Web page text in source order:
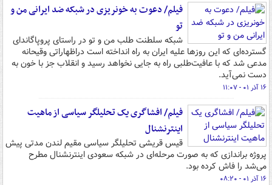
فیلم/ دعوت به خونریزی در شبکه ضد ایرانی من و
تو
شبکه سلطنت طلب من و تو در راستای پروپاگاندای
گسترده‌ای که این روزها علیه ایران به راه انداخته است دراظهاراتی وقیحانه
مدعی شد که با عافیت‌طلبی راه به جایی نخواهد رسید و انقلاب جز با خون به
دست نمی‌آید.
۱۶ آذر ۰۱ - ۱۱:۰۷
فیلم/ افشاگری یک تحلیلگر سیاسی از ماهیت
اینترنشنال
قیس قریشی تحلیلگر سیاسی مقیم لندن مدتی پیش
پروژه براندازی که به صورت مرحله‌ای در شبکه سعودی اینترنشنال مطرح
می‌شد را فاش کرده بود.
۱۶ آذر ۰۱ - ۰۸:۲۰